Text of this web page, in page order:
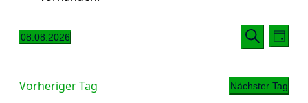
Suche
und
Suche
Tag
08.08.2026
Vorheriger Tag
Nächster Tag